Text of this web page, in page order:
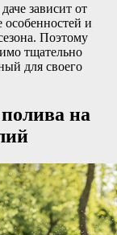
зависит от
и
Поэтому
тщательно
для своего
на